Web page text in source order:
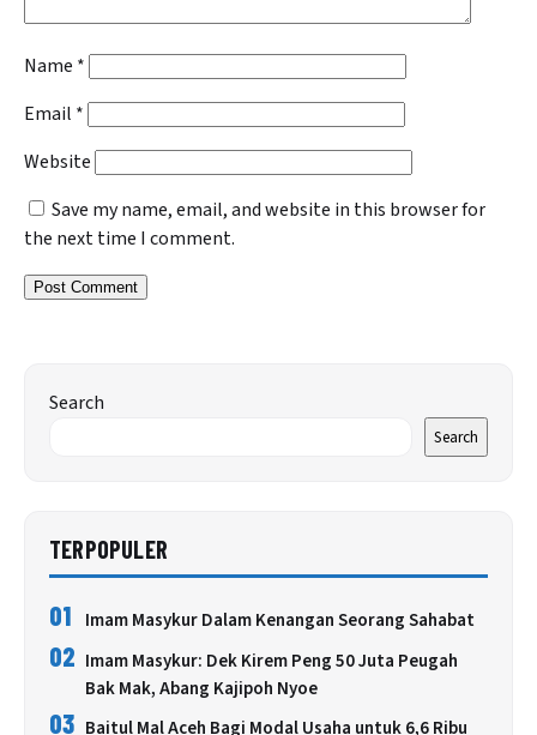
Name *
Email *
Website
Save my name, email, and website in this browser for
the next time I comment.
Search
Search
TERPOPULER
01 Imam Masykur Dalam Kenangan Seorang Sahabat
02 Imam Masykur: Dek Kirem Peng 50 Juta Peugah
Bak Mak, Abang Kajipoh Nyoe
03 Baitul Mal Aceh Bagi Modal Usaha untuk 6,6 Ribu